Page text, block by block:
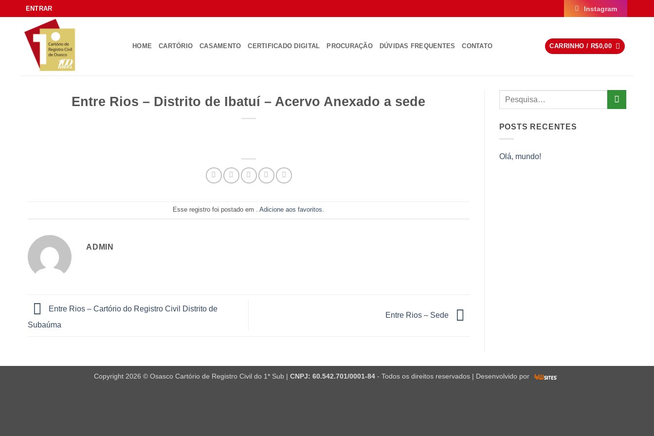
to
content
ENTRAR Instagram
HOME CARTÓRIO CASAMENTO CERTIFICADO DIGITAL PROCURAÇÃO DÚVIDAS FREQUENTES CONTATO CARRINHO / R$0,00
Entre Rios – Distrito de Ibatuí – Acervo Anexado a sede
Esse registro foi postado em .Adicione aos favoritos.
ADMIN
Entre Rios – Cartório do Registro Civil Distrito de
Subaúma
Entre Rios – Sede
POSTS RECENTES
Olá, mundo!
Copyright 2026 © Osasco Cartório de Registro Civil do 1* Sub | CNPJ: 60.542.701/0001-84- Todos os direitos reservados | Desenvolvido por